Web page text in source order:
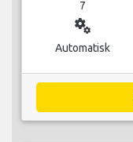
7
miscellaneous_services
Automatisk